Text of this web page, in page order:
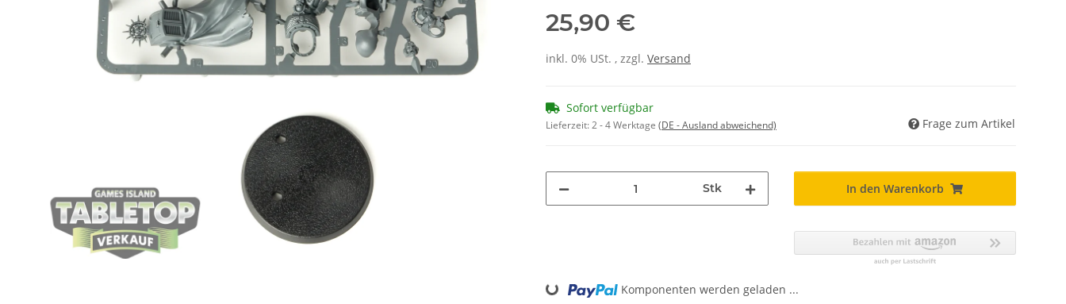
25,90 €
inkl. 0% USt. , zzgl. Versand
Sofort verfügbar
Lieferzeit:2 - 4 Werktage (DE - Ausland abweichend) Frage zum Artikel
Stk In den Warenkorb
Loading... Komponenten werden geladen ...